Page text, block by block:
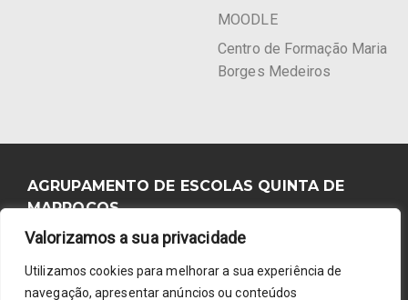
Valorizamos a sua privacidade
Utilizamos cookies para melhorar a sua experiência de
navegação, apresentar anúncios ou conteúdos
MOODLE
Centro de Formação Maria
Borges Medeiros
AGRUPAMENTO DE ESCOLAS QUINTA DE
MARROCOS
Diretora: Ana Cristina Sério
Estrada de Benfica, 537 1549-017 Lisboa